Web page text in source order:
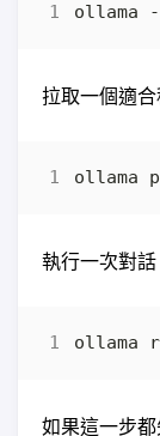
拉取一個適合
執行一次對話
如果這一步